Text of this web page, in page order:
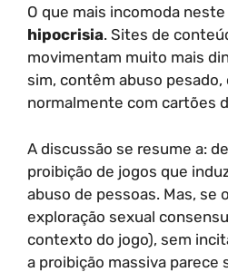
O que mais incomoda
hipocrisia. Sites de
movimentam muito mais
sim, contêm abuso
normalmente com cartões
A discussão se resume a:
proibição de jogos que
abuso de pessoas. Mas, se
exploração sexual
contexto do jogo), sem
a proibição massiva parece